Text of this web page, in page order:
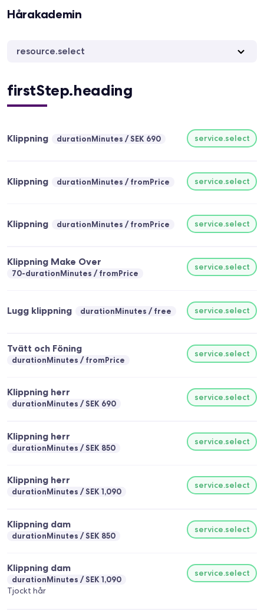
Hårakademin
resource.select
firstStep.heading
Klippning durationMinutes SEK 690 service.select
Klippning durationMinutes fromPrice service.select
Klippning durationMinutes fromPrice service.select
Klippning Make Over
70-durationMinutes fromPrice
service.select
Lugg klippning durationMinutes free service.select
Tvätt och Föning
durationMinutes fromPrice
service.select
Klippning herr
durationMinutes SEK 690
service.select
Klippning herr
durationMinutes SEK 850
service.select
Klippning herr
durationMinutes SEK 1,090
service.select
Klippning dam
durationMinutes SEK 850
service.select
Klippning dam
durationMinutes SEK 1,090
service.select
Tjockt hår